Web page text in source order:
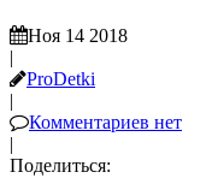
Ноя 14 2018
|
ProDetki
|
Комментариев нет
|
Поделиться: